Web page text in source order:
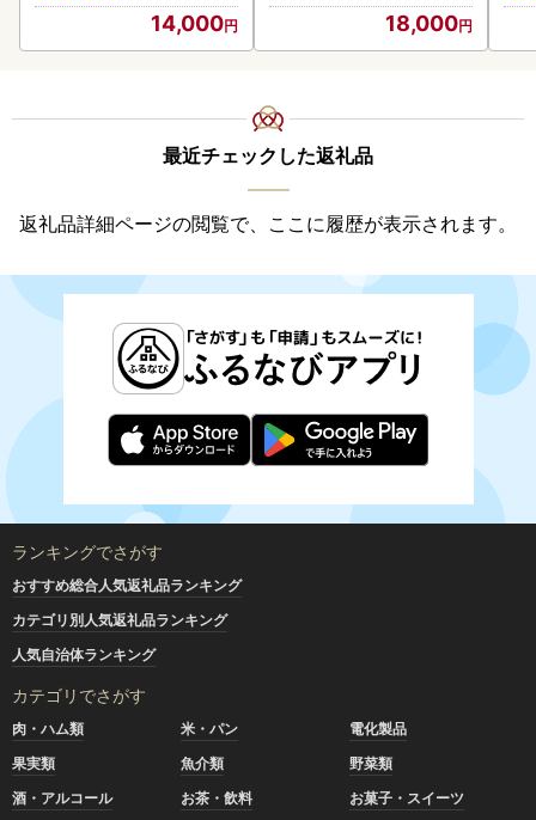
14,000 18,000
最近チェックした返礼品
返礼品詳細ページの閲覧で、ここに履歴が表示されます。
ランキングでさがす
おすすめ総合人気返礼品ランキング
カテゴリ別人気返礼品ランキング
人気自治体ランキング
カテゴリでさがす
肉・ハム類 米・パン
電化製品
果実類
魚介類
野菜類
酒・アルコール
お茶・飲料
お菓子・スイーツ